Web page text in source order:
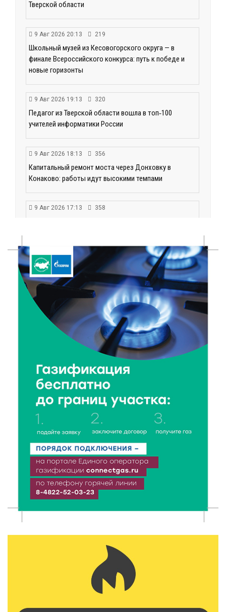
Тверской области
9 Авг 2026 20:13 219
Школьный музей из Кесовогорского округа — в
финале Всероссийского конкурса: путь к победе и
новые горизонты
9 Авг 2026 19:13 320
Педагог из Тверской области вошла в топ‑100
учителей информатики России
9 Авг 2026 18:13 356
Капитальный ремонт моста через Донховку в
Конаково: работы идут высокими темпами
9 Авг 2026 17:13 358
Гумилёвых-Ахматовой
9 Авг 2026 16:13 311
Ткань с душой: Надежда Баринова раскрыла
секреты повседневного костюма тверской
крестьянки
9 Авг 2026 15:13 327
Природное наследие Верхневолжья: где в Тверской
области берегут первозданную красоту?
Тверские компании могут получить грант до 30 млн
рублей
9 Авг 2026 14:13 301
Вышневолоцкий музей раскроет малоизвестные
страницы биографии Муслима Магомаева
9 Авг 2026 13:13 450
От проекта к проекту: в Твери самозанятость чаще
воспринимают как временную меру
9 Авг 2026 12:12 689